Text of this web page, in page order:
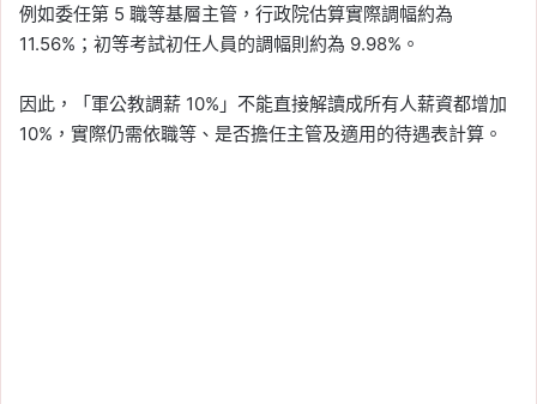
例如委任第 5 職等基層主管，行政院估算實際調幅約為
11.56%；初等考試初任人員的調幅則約為 9.98%。
因此，「軍公教調薪 10%」不能直接解讀成所有人薪資都增加
10%，實際仍需依職等、是否擔任主管及適用的待遇表計算。